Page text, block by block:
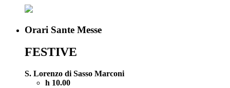
Orari Sante Messe
FESTIVE
S. Lorenzo di Sasso Marconi
h 10.00